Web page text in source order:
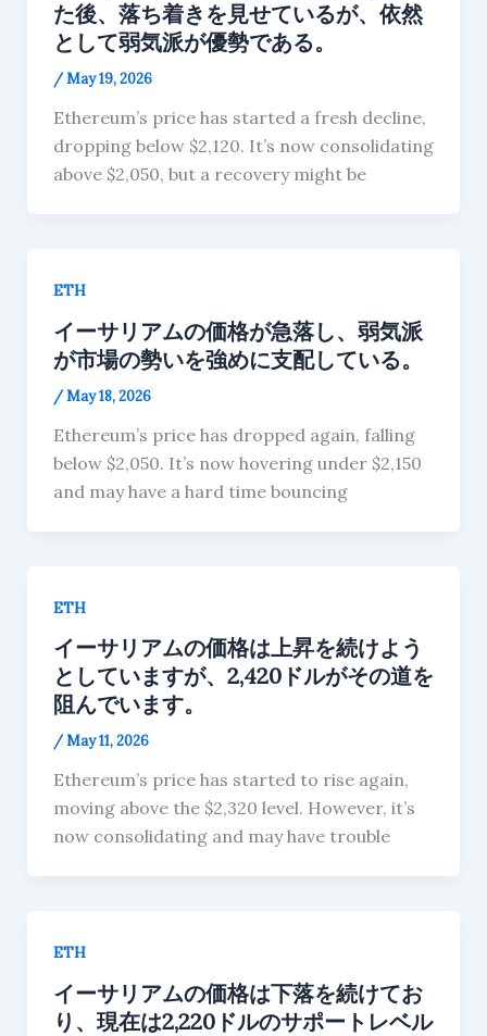
た後、落ち着きを見せているが、依然
として弱気派が優勢である。
/May 19, 2026
Ethereum’s price has started a fresh decline,
dropping below $2,120. It’s now consolidating
above $2,050, but a recovery might be
ETH
イーサリアムの価格が急落し、弱気派
が市場の勢いを強めに支配している。
/May 18, 2026
Ethereum’s price has dropped again, falling
below $2,050. It’s now hovering under $2,150
and may have a hard time bouncing
ETH
イーサリアムの価格は上昇を続けよう
としていますが、2,420ドルがその道を
阻んでいます。
/May 11, 2026
Ethereum’s price has started to rise again,
moving above the $2,320 level. However, it’s
now consolidating and may have trouble
ETH
イーサリアムの価格は下落を続けてお
り、現在は2,220ドルのサポートレベル